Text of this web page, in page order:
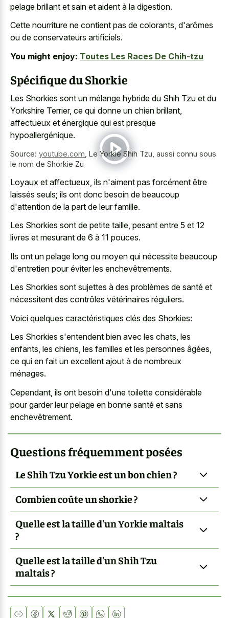
pelage brillant et sain et aident à la digestion.
Cette nourriture ne contient pas de colorants, d'arômes
ou de conservateurs artificiels.
You might enjoy: Toutes Les Races De Chih-tzu
Spécifique du Shorkie
Les Shorkies sont un mélange hybride du Shih Tzu et du
Yorkshire Terrier, ce qui donne un chien brillant,
affectueux et énergique qui est presque
hypoallergénique.
Source: youtube.com Le Yorkie Shih Tzu, aussi connu sous
le nom de Shorkie Zu
Loyaux et affectueux, ils n'aiment pas forcément être
laissés seuls; ils ont donc besoin de beaucoup
d'attention de la part de leur famille.
Les Shorkies sont de petite taille, pesant entre 5 et 12
livres et mesurant de 6 à 11 pouces.
Ils ont un pelage long ou moyen qui nécessite beaucoup
d'entretien pour éviter les enchevêtrements.
Les Shorkies sont sujettes à des problèmes de santé et
nécessitent des contrôles vétérinaires réguliers.
Voici quelques caractéristiques clés des Shorkies:
Les Shorkies s'entendent bien avec les chats, les
enfants, les chiens, les familles et les personnes âgées,
ce qui en fait un excellent ajout à de nombreux
ménages.
Cependant, ils ont besoin d'une toilette considérable
pour garder leur pelage en bonne santé et sans
enchevêtrement.
Questions fréquemment posées
Le Shih Tzu Yorkie est un bon chien ?
Combien coûte un shorkie ?
Quelle est la taille d'un Yorkie maltais
?
Quelle est la taille d'un Shih Tzu
maltais ?